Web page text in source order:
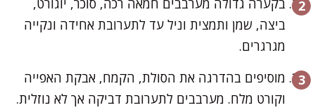
בקערה גדולה מערבבים חמאה רכה, סוכר, יוגורט,
ביצה, שמן ותמצית וניל עד לתערובת אחידה ונקייה
מגרגרים.
מוסיפים בהדרגה את הסולת, הקמח, אבקת האפייה
וקורט מלח. מערבבים לתערובת דביקה אך לא נוזלית.